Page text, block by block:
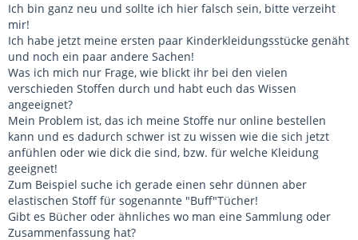
Ich bin ganz neu und sollte ich hier falsch sein, bitte verzeiht
mir!
Ich habe jetzt meine ersten paar Kinderkleidungsstücke genäht
und noch ein paar andere Sachen!
Was ich mich nur Frage, wie blickt ihr bei den vielen
verschieden Stoffen durch und habt euch das Wissen
angeeignet?
Mein Problem ist, das ich meine Stoffe nur online bestellen
kann und es dadurch schwer ist zu wissen wie die sich jetzt
anfühlen oder wie dick die sind, bzw. für welche Kleidung
geeignet!
Zum Beispiel suche ich gerade einen sehr dünnen aber
elastischen Stoff für sogenannte "Buff"Tücher!
Gibt es Bücher oder ähnliches wo man eine Sammlung oder
Zusammenfassung hat?